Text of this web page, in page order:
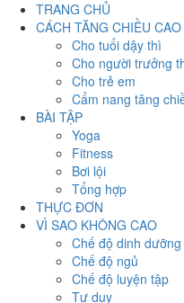
TRANG CHỦ
CÁCH TĂNG CHIỀU CAO
Cho tuổi dậy thì
Cho người trưởng
Cho trẻ em
Cẩm nang tăng
BÀI TẬP
Yoga
Fitness
Bơi lội
Tổng hợp
THỰC ĐƠN
VÌ SAO KHÔNG CAO
Chế độ dinh dưỡng
Chế độ ngủ
Chế độ luyện tập
Tư duy